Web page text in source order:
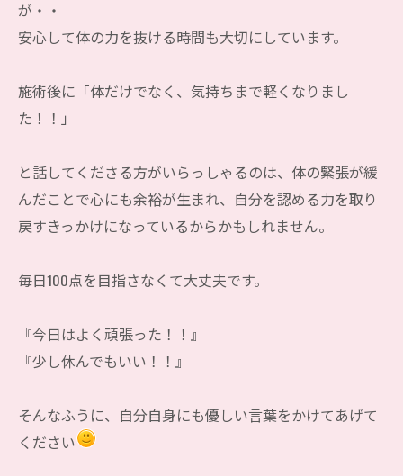
が・・
安心して体の力を抜ける時間も大切にしています。
施術後に「体だけでなく、気持ちまで軽くなりまし
た！！」
と話してくださる方がいらっしゃるのは、体の緊張が緩
んだことで心にも余裕が生まれ、自分を認める力を取り
戻すきっかけになっているからかもしれません。
毎日100点を目指さなくて大丈夫です。
『今日はよく頑張った！！』
『少し休んでもいい！！』
そんなふうに、自分自身にも優しい言葉をかけてあげて
ください